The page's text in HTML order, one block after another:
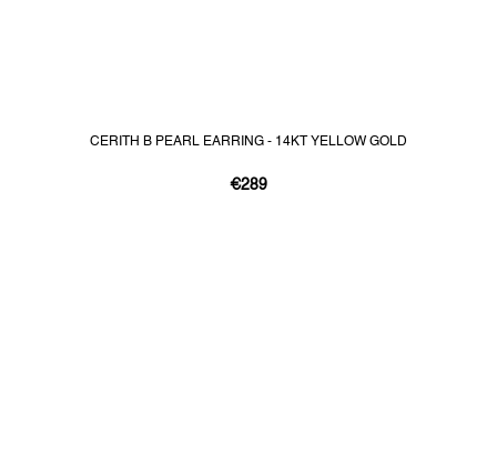
CERITH B PEARL EARRING - 14KT YELLOW GOLD
€289